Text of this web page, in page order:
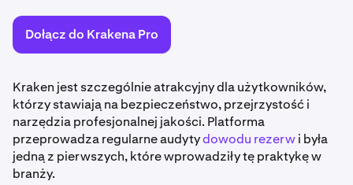
Dołącz do Krakena Pro
Kraken jest szczególnie atrakcyjny dla użytkowników,
którzy stawiają na bezpieczeństwo, przejrzystość i
narzędzia profesjonalnej jakości. Platforma
przeprowadza regularne audytydowodu rezerwi była
jedną z pierwszych, które wprowadziły tę praktykę w
branży.